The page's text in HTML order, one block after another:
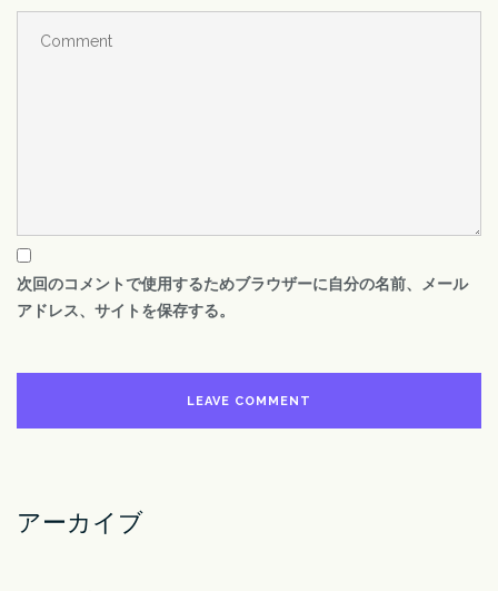
次回のコメントで使用するためブラウザーに自分の名前、メール
アドレス、サイトを保存する。
アーカイブ